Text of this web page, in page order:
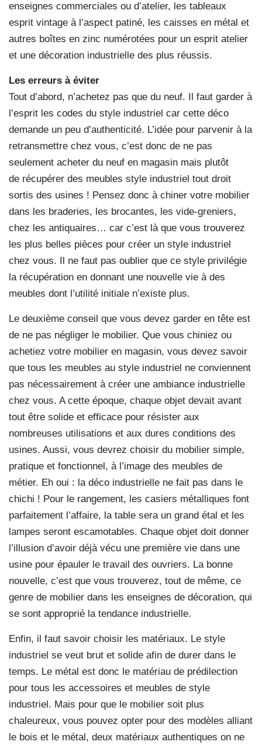
enseignes commerciales ou d’atelier, les tableaux
esprit vintage à l’aspect patiné, les caisses en métal et
autres boîtes en zinc numérotées pour un esprit atelier
et une décoration industrielle des plus réussis.
Les erreurs à éviter
Tout d’abord, n’achetez pas que du neuf. Il faut garder à
l’esprit les codes du style industriel car cette déco
demande un peu d’authenticité. L’idée pour parvenir à la
retransmettre chez vous, c’est donc de ne pas
seulement acheter du neuf en magasin mais plutôt
de récupérer des meubles style industriel tout droit
sortis des usines ! Pensez donc à chiner votre mobilier
dans les braderies, les brocantes, les vide-greniers,
chez les antiquaires… car c’est là que vous trouverez
les plus belles pièces pour créer un style industriel
chez vous. Il ne faut pas oublier que ce style privilégie
la récupération en donnant une nouvelle vie à des
meubles dont l’utilité initiale n’existe plus.
Le deuxième conseil que vous devez garder en tête est
de ne pas négliger le mobilier. Que vous chiniez ou
achetiez votre mobilier en magasin, vous devez savoir
que tous les meubles au style industriel ne conviennent
pas nécessairement à créer une ambiance industrielle
chez vous. A cette époque, chaque objet devait avant
tout être solide et efficace pour résister aux
nombreuses utilisations et aux dures conditions des
usines. Aussi, vous devrez choisir du mobilier simple,
pratique et fonctionnel, à l’image des meubles de
métier. Eh oui : la déco industrielle ne fait pas dans le
chichi ! Pour le rangement, les casiers métalliques font
parfaitement l’affaire, la table sera un grand étal et les
lampes seront escamotables. Chaque objet doit donner
l’illusion d’avoir déjà vécu une première vie dans une
usine pour épauler le travail des ouvriers. La bonne
nouvelle, c’est que vous trouverez, tout de même, ce
genre de mobilier dans les enseignes de décoration, qui
se sont approprié la tendance industrielle.
Enfin, il faut savoir choisir les matériaux. Le style
industriel se veut brut et solide afin de durer dans le
temps. Le métal est donc le matériau de prédilection
pour tous les accessoires et meubles de style
industriel. Mais pour que le mobilier soit plus
chaleureux, vous pouvez opter pour des modèles alliant
le bois et le métal, deux matériaux authentiques on ne